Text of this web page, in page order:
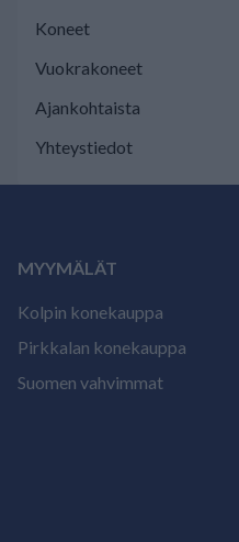
Koneet
Vuokrakoneet
Ajankohtaista
Yhteystiedot
MYYMÄLÄT
Kolpin konekauppa
Pirkkalan konekauppa
Suomen vahvimmat